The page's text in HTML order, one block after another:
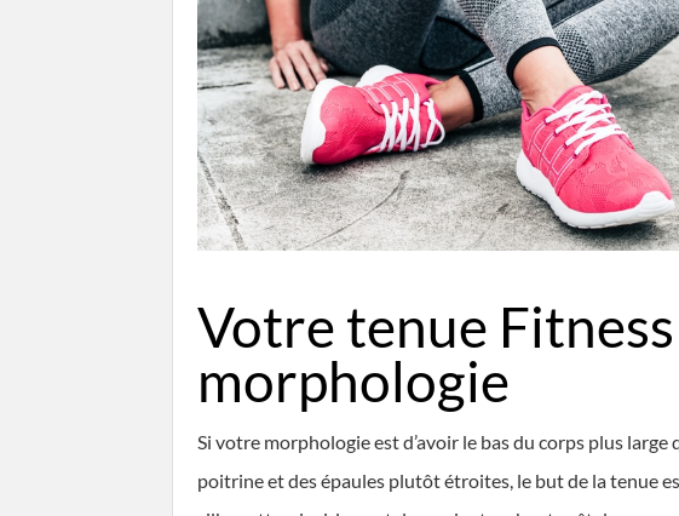
Votre tenue
morphologie
Si votre morphologie est d’avoir le bas du corps plus
poitrine et des épaules plutôt étroites, le but de la tenue